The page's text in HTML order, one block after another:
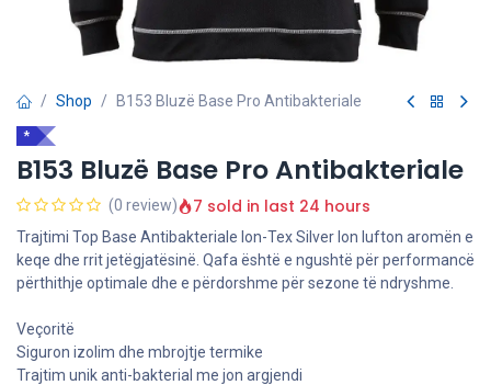
Shop B153 Bluzë Base Pro Antibakteriale
*
B153 Bluzë Base Pro Antibakteriale
(0 review) 7 sold in last 24 hours
Trajtimi Top Base Antibakteriale Ion-Tex Silver Ion lufton aromën e
keqe dhe rrit jetëgjatësinë. Qafa është e ngushtë për performancë
përthithje optimale dhe e përdorshme për sezone të ndryshme.
Veçoritë
Siguron izolim dhe mbrojtje termike
Trajtim unik anti-bakterial me jon argjendi